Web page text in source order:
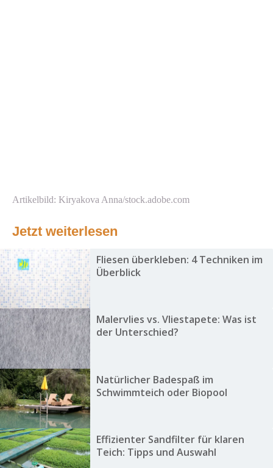
Artikelbild: Kiryakova Anna/stock.adobe.com
Jetzt weiterlesen
Fliesen überkleben: 4 Techniken im
Überblick
Malervlies vs. Vliestapete: Was ist
der Unterschied?
Natürlicher Badespaß im
Schwimmteich oder Biopool
Effizienter Sandfilter für klaren
Teich: Tipps und Auswahl